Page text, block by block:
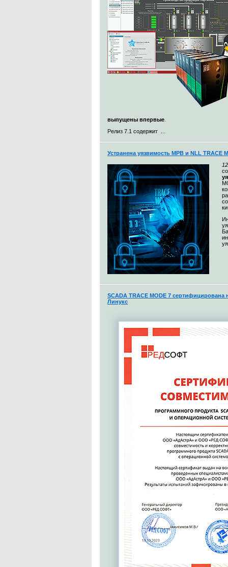
выпущены впервые
Релиз 7.1 содержит ...
Устранена уязвимость МРВ и NLL TRACE
SCADA TRACE MODE 7
Линукс